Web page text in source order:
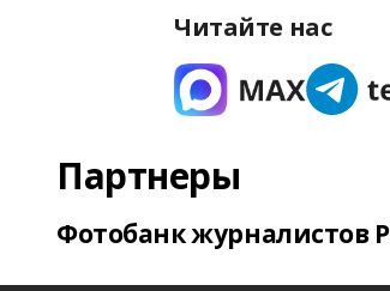
Читайте нас
Партнеры
Фотобанк журналистов